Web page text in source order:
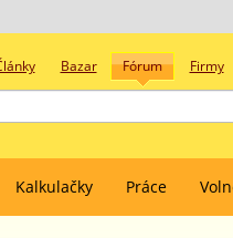
Bazar Fórum Firmy
Kalkulačky Práce